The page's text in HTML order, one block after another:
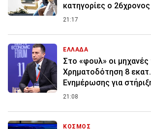
κατηγορίες ο
21:17
ΕΛΛΑΔΑ
Στο «φουλ» οι μηχανές
Χρηματοδότηση 8
Ενημέρωσης για
21:08
ΚΟΣΜΟΣ